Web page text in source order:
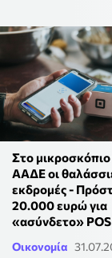
Στο μικροσκόπιο
ΑΑΔΕ οι
εκδρομές -
20.000 ευρώ για
«ασύνδετο» POS
Οικονομία